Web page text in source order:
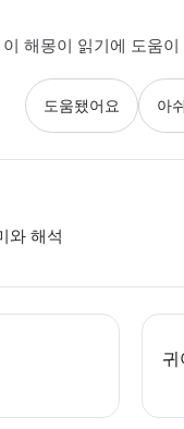
이 해몽이 읽기에 도움
도움됐어요 아
와 해석